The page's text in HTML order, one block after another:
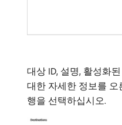
대상 ID, 설명, 활성화
대한 자세한 정보를
행을 선택하십시오.